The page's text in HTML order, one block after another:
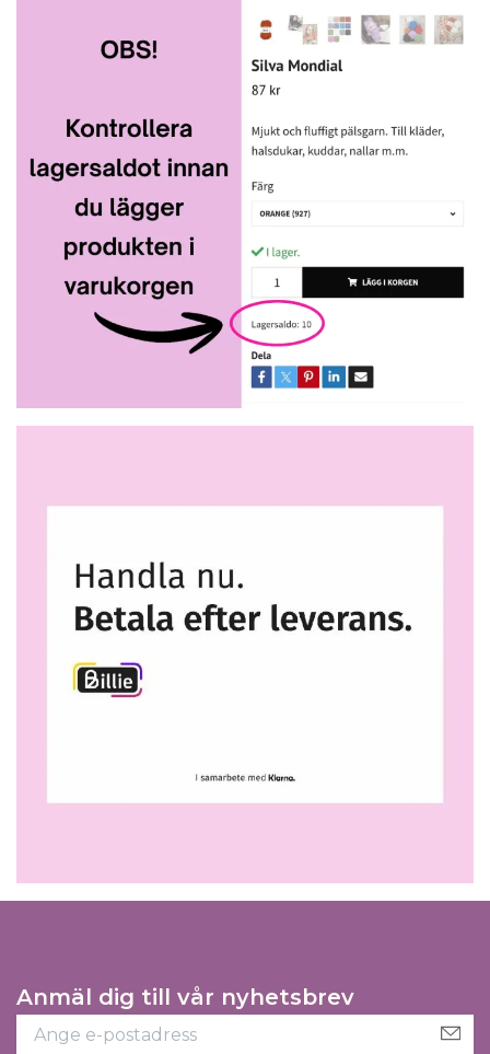
Anmäl dig till vår nyhetsbrev